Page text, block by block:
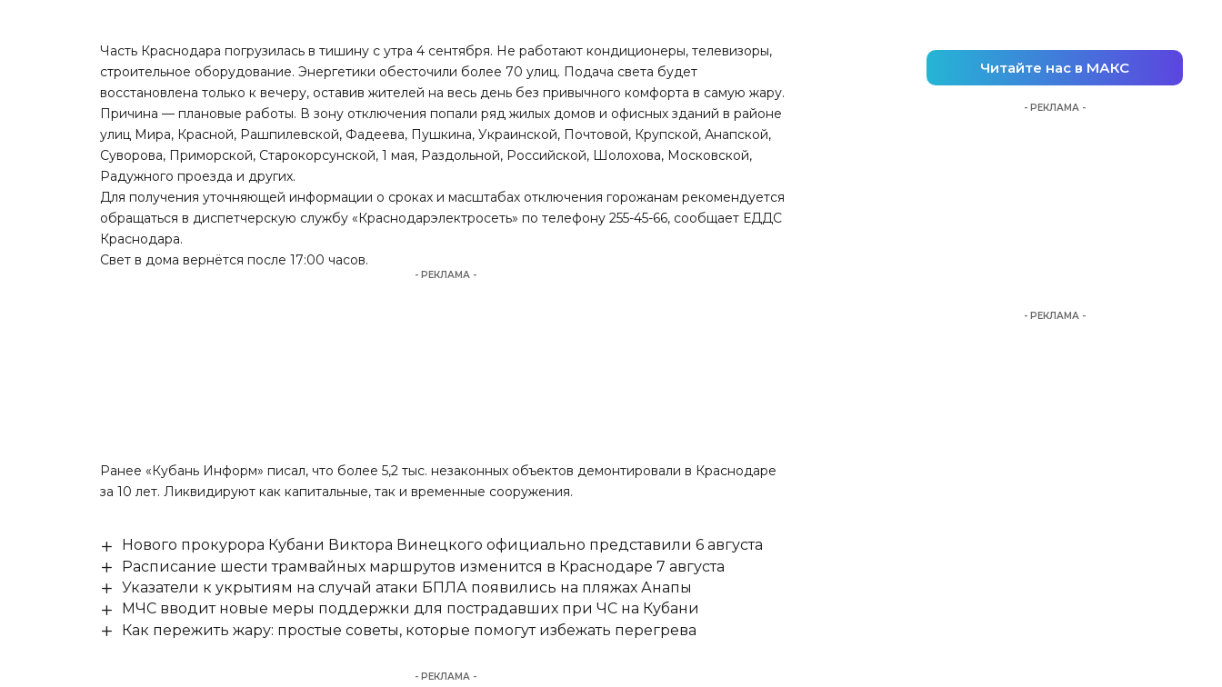
Часть Краснодара погрузилась в тишину с утра 4 сентября. Не работают кондиционеры, телевизоры,
строительное оборудование. Энергетики обесточили более 70 улиц. Подача света будет
восстановлена только к вечеру, оставив жителей на весь день без привычного комфорта в самую жару.
Причина — плановые работы. В зону отключения попали ряд жилых домов и офисных зданий в районе
улиц Мира, Красной, Рашпилевской, Фадеева, Пушкина, Украинской, Почтовой, Крупской, Анапской,
Суворова, Приморской, Старокорсунской, 1 мая, Раздольной, Российской, Шолохова, Московской,
Радужного проезда и других.
Для получения уточняющей информации о сроках и масштабах отключения горожанам рекомендуется
обращаться в диспетчерскую службу «Краснодарэлектросеть» по телефону 255-45-66, сообщает ЕДДС
Краснодара.
Свет в дома вернётся после 17:00 часов.
- РЕКЛАМА -
Ранее «Кубань Информ» писал, что более 5,2 тыс. незаконных объектов демонтировали в Краснодаре
за 10 лет. Ликвидируют как капитальные, так и временные сооружения.
Нового прокурора Кубани Виктора Винецкого официально представили 6 августа
Расписание шести трамвайных маршрутов изменится в Краснодаре 7 августа
Указатели к укрытиям на случай атаки БПЛА появились на пляжах Анапы
МЧС вводит новые меры поддержки для пострадавших при ЧС на Кубани
Как пережить жару: простые советы, которые помогут избежать перегрева
- РЕКЛАМА -
Читайте нас в МАКС
- РЕКЛАМА -
- РЕКЛАМА -